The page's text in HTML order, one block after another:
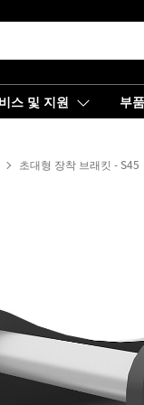
스 및 지원 부품
초대형 장착 브래킷 - S45